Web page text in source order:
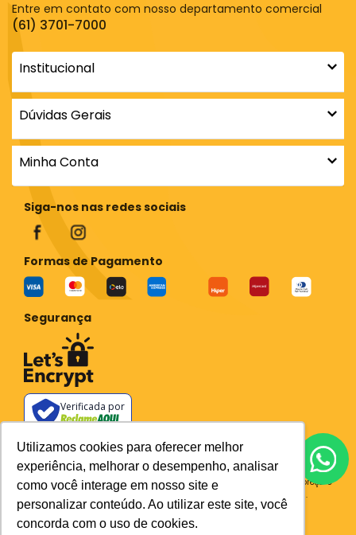
Utilizamos cookies para oferecer melhor
experiência, melhorar o desempenho, analisar
como você interage em nosso site e
personalizar conteúdo. Ao utilizar este site, você
concorda com o uso de cookies.
Entre em contato com nosso departamento comercial
(61) 3701-7000
Institucional
Dúvidas Gerais
Minha Conta
Siga-nos nas redes sociais
Formas de Pagamento
Segurança
Verificada por
Todos os preços e condições deste site são válidos apenas para compras
no site e não se aplicam a Loja Física. Destacamos que os preços
previstos no site prevalecem aos demais anunciados em outros meios
de comunicação e sites de buscas. Em caso de divergência do preço e
condições no site, o valor válido é sempre o do carrinho de compras.
Plataforma